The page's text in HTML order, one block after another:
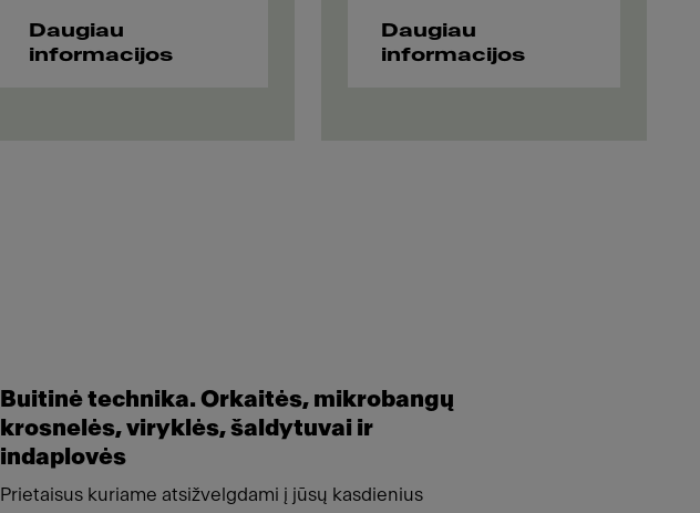
Daugiau
informacijos
Daugiau
informacijos
Buitinė technika. Orkaitės, mikrobangų
krosnelės, viryklės, šaldytuvai ir
indaplovės
Prietaisus kuriame atsižvelgdami į jūsų kasdienius